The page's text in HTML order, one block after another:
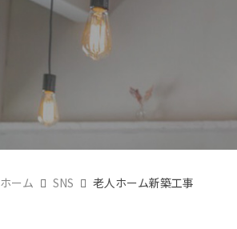
ホーム SNS 老人ホーム新築工事